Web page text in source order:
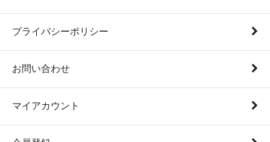
プライバシーポリシー
お問い合わせ
マイアカウント